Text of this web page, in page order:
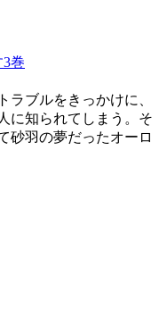
巻
ラブルをきっかけに、
に知られてしまう。そ
砂羽の夢だったオーロ